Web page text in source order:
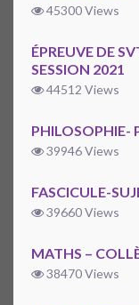
45300 Views
ÉPREUVE DE
SESSION 2021
44512 Views
PHILOSOPHIE-
39946 Views
FASCICULE-
39660 Views
MATHS –
38470 Views